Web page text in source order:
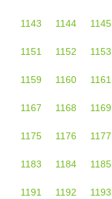
1143 1144 1145
1151 1152 1153
1159 1160 1161
1167 1168 1169
1175 1176 1177
1183 1184 1185
1191 1192 1193